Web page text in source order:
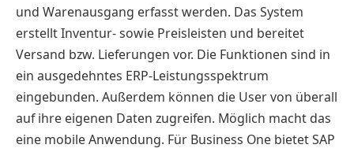
und Warenausgang erfasst werden. Das System
erstellt Inventur- sowie Preisleisten und bereitet
Versand bzw. Lieferungen vor. Die Funktionen sind in
ein ausgedehntes ERP-Leistungsspektrum
eingebunden. Außerdem können die User von überall
auf ihre eigenen Daten zugreifen. Möglich macht das
eine mobile Anwendung. Für Business One bietet SAP